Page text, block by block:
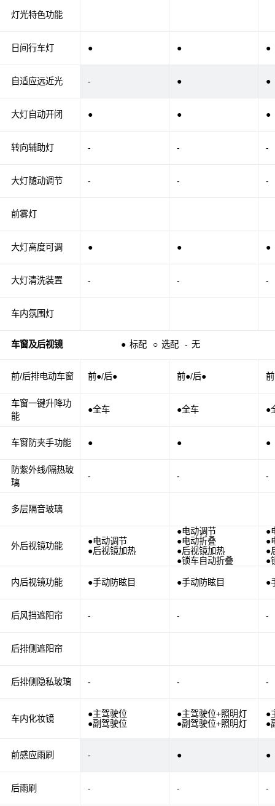
灯光特色功能
日间行车灯
自适应远近光
大灯自动开闭
转向辅助灯
大灯随动调节
前雾灯
大灯高度可调
大灯清洗装置
车内氛围灯
车窗及后视镜 ● 标配 ○ 选配 - 无
前/后排电动车窗
车窗一键升降功
能
车窗防夹手功能
防紫外线/隔热玻
璃
多层隔音玻璃
外后视镜功能
内后视镜功能
后风挡遮阳帘
后排侧遮阳帘
后排侧隐私玻璃
车内化妆镜
前感应雨刷
后雨刷
● ● ●
- ● ●
● ● ●
- - -
- - -
● ● ●
- - -
前●/后● 前●/后●
●全车 ●全车 ●
● ● ●
- - -
●电动调节
●后视镜加热
●电动调节
●电动折叠
●后视镜加热
●锁车自动折叠
●
●
●
●
●手动防眩目 ●手动防眩目 ●
- - -
- - -
●主驾驶位
●副驾驶位
●主驾驶位+照明灯
●副驾驶位+照明灯
●
●
- ● ●
- - -